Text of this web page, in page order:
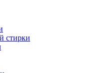
стирки